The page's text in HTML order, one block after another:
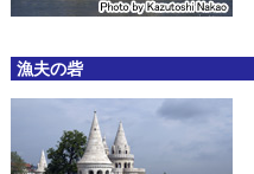
漁夫の砦